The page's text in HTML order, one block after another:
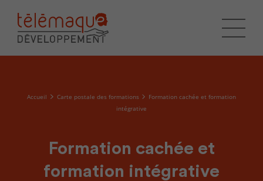
Accueil Carte postale des formations
Formation cachée et formation
intégrative
Formation cachée et
formation intégrative